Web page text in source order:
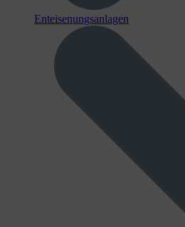
Enteisenungsanlagen